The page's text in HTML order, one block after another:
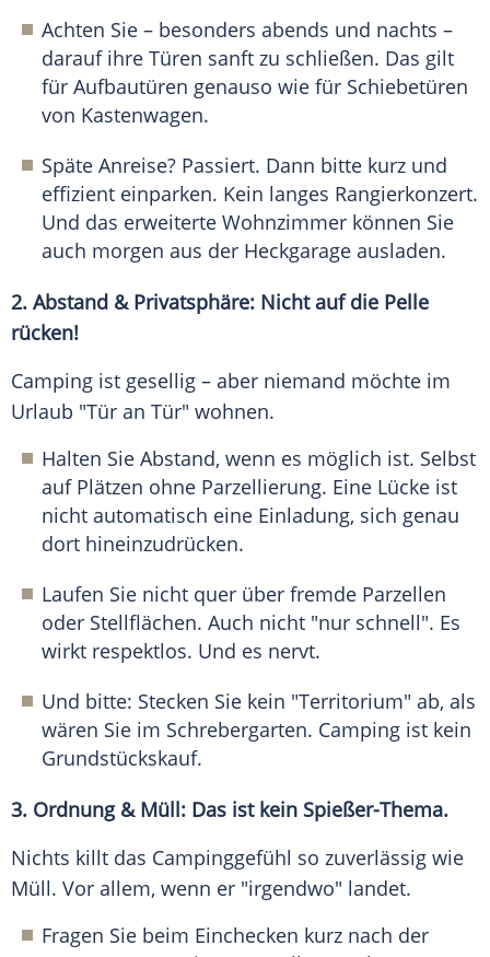
Achten Sie – besonders abends und nachts –
darauf ihre Türen sanft zu schließen. Das gilt
für Aufbautüren genauso wie für Schiebetüren
von Kastenwagen.
Späte Anreise? Passiert. Dann bitte kurz und
effizient einparken. Kein langes Rangierkonzert.
Und das erweiterte Wohnzimmer können Sie
auch morgen aus der Heckgarage ausladen.
2. Abstand & Privatsphäre: Nicht auf die Pelle
rücken!
Camping ist gesellig – aber niemand möchte im
Urlaub "Tür an Tür" wohnen.
Halten Sie Abstand, wenn es möglich ist. Selbst
auf Plätzen ohne Parzellierung. Eine Lücke ist
nicht automatisch eine Einladung, sich genau
dort hineinzudrücken.
Laufen Sie nicht quer über fremde Parzellen
oder Stellflächen. Auch nicht "nur schnell". Es
wirkt respektlos. Und es nervt.
Und bitte: Stecken Sie kein "Territorium" ab, als
wären Sie im Schrebergarten. Camping ist kein
Grundstückskauf.
3. Ordnung & Müll: Das ist kein Spießer-Thema.
Nichts killt das Campinggefühl so zuverlässig wie
Müll. Vor allem, wenn er "irgendwo" landet.
Fragen Sie beim Einchecken kurz nach der